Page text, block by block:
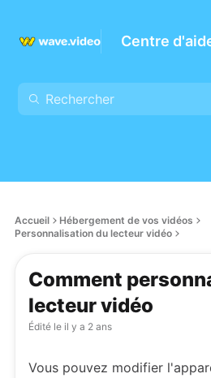
Centre
Accueil
Hébergement de vos vidéos
Personnalisation du lecteur vidéo
Comment
lecteur vidéo
Édité le il y a 2 ans
Vous pouvez modifier